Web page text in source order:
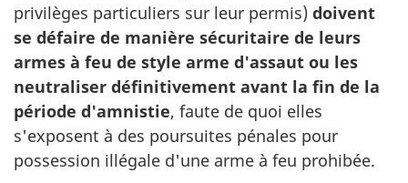
privilèges particuliers sur leur permis) doivent
se défaire de manière sécuritaire de leurs
armes à feu de style arme d'assaut ou les
neutraliser définitivement avant la fin de la
période d'amnistie, faute de quoi elles
s'exposent à des poursuites pénales pour
possession illégale d'une arme à feu prohibée.